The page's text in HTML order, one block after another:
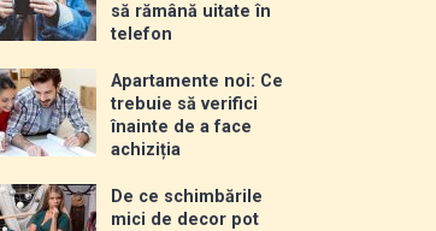
să rămână uitate în
telefon
Apartamente noi: Ce
trebuie să verifici
înainte de a face
achiziția
De ce schimbările
mici de decor pot